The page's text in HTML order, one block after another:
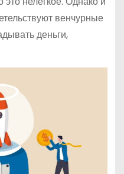
венчурные
деньги,